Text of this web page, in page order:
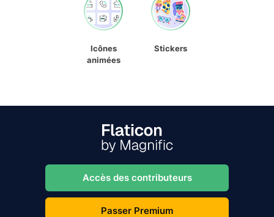
Icônes
animées
Stickers
Accès des contributeurs
Passer Premium